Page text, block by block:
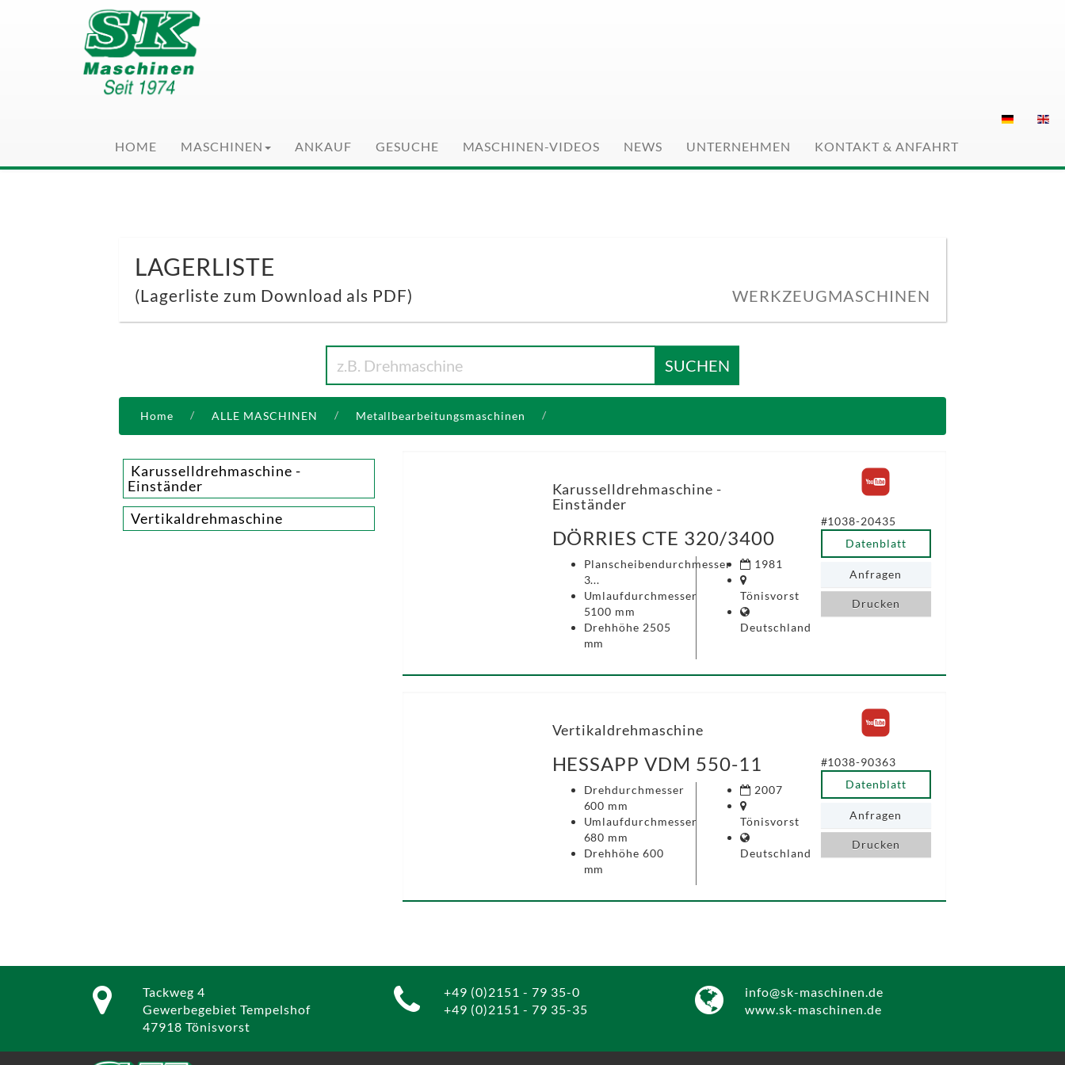
HOME MASCHINEN ANKAUF GESUCHE MASCHINEN-VIDEOS NEWS UNTERNEHMEN KONTAKT & ANFAHRT
LAGERLISTE
(Lagerliste zum Download als PDF) WERKZEUGMASCHINEN
SUCHEN
Home ALLE MASCHINEN Metallbearbeitungsmaschinen
Karusselldrehmaschine -
Einständer
Vertikaldrehmaschine
Karusselldrehmaschine -
Einständer
DÖRRIES CTE 320/3400
Planscheibendurchmesser
3...
Umlaufdurchmesser
5100 mm
Drehhöhe 2505
mm
1981
Tönisvorst
Deutschland
#1038-20435
Datenblatt
Anfragen
Drucken
Vertikaldrehmaschine
HESSAPP VDM 550-11
Drehdurchmesser
600 mm
Umlaufdurchmesser
680 mm
Drehhöhe 600
mm
2007
Tönisvorst
Deutschland
#1038-90363
Datenblatt
Anfragen
Drucken
Tackweg 4
Gewerbegebiet Tempelshof
47918 Tönisvorst
+49 (0)2151 - 79 35-0
+49 (0)2151 - 79 35-35
info@sk-maschinen.de
www.sk-maschinen.de